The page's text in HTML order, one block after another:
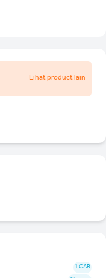
Lihat product lain
1 CAR